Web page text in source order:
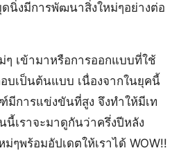
นิ่งมีการพัฒนาสิ่งใหม่ๆอย่างต่อ
ๆ เข้ามาหรือการออกแบบที่ใช้
บเป็นต้นแบบ เนื่องจากในยุคนี้
การแข่งขันที่สูง จึงทำให้มีเท
เราจะมาดูกันว่าครึ่งปีหลัง
ๆพร้อมอัปเดตให้เราได้ WOW!!